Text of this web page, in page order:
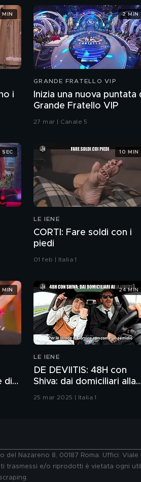
i
MIN
GRANDE FRATELLO VIP
Inizia una nuova puntata
Grande Fratello VIP
27 mar | Canale 5
2 MIN
SEC
LE IENE
CORTI: Fare soldi con i
piedi
01 feb | Italia 1
10 MIN
di
MIN
LE IENE
DE DEVIITIS: 48H con
Shiva: dai domiciliari alla
25 mar 2025 | Italia 1
24 MIN
del Nazareno 8, 00187 Roma. Uffici:
e/o riprodotti è vietata ogni